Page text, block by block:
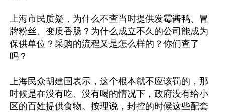
上海市民质疑，为什么不查当时提供发霉酱鸭、冒
牌粉丝、变质香肠？为什么成立不久的公司能成为
保供单位？采购的流程又是怎么样的？你们查了
吗？
上海民众胡建国表示，这个根本就不应该罚的，那
时候是在没有吃、没有喝的情况下，政府没有给小
区的百姓提供食物。按理说，封控的时候这些配套